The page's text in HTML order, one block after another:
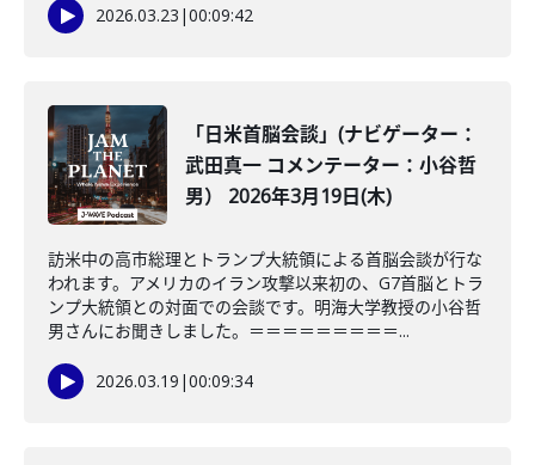
2026.03.23 |00:09:42
「日米首脳会談」(ナビゲーター：
武田真一 コメンテーター：小谷哲
男） 2026年3月19日(木)
訪米中の高市総理とトランプ大統領による首脳会談が行な
われます。アメリカのイラン攻撃以来初の、G7首脳とトラ
ンプ大統領との対面での会談です。明海大学教授の小谷哲
男さんにお聞きしました。＝＝＝＝＝＝＝＝＝...
2026.03.19 |00:09:34